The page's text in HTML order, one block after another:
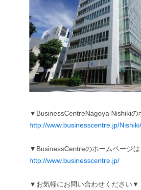
▼BusinessCentreNagoya Nishiki
http://www.businesscentre.jp/Nishiki/
▼BusinessCentreのホームページ
http://www.businesscentre.jp/
▼お気軽にお問い合わせください▼